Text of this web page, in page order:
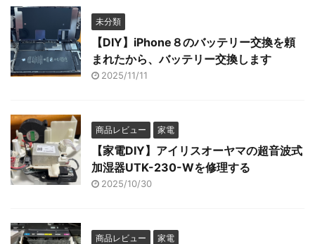
未分類
【DIY】iPhone８のバッテリー交換を頼
まれたから、バッテリー交換します
2025/11/11
商品レビュー 家電
【家電DIY】アイリスオーヤマの超音波式
加湿器UTK-230-Wを修理する
2025/10/30
商品レビュー 家電